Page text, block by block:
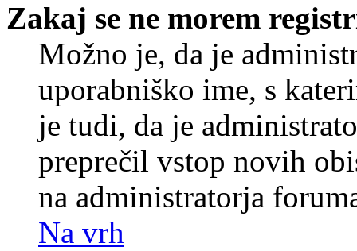
Zakaj se ne morem
Možno je, da je
uporabniško ime, s
je tudi, da je
preprečil vstop novih
na administratorja
Na vrh